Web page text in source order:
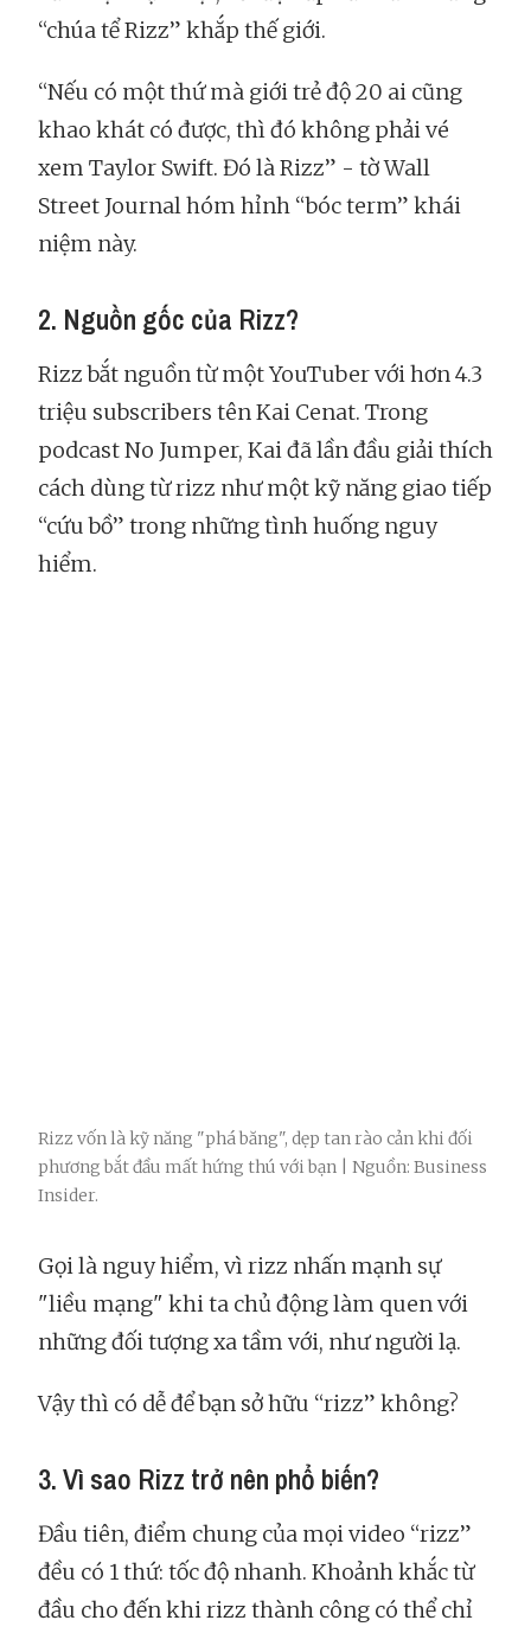
“chúa tể Rizz” khắp thế giới.
“Nếu có một thứ mà giới trẻ độ 20 ai cũng
khao khát có được, thì đó không phải vé
xem Taylor Swift. Đó là Rizz” - tờ Wall
Street Journal hóm hỉnh “bóc term” khái
niệm này.
2. Nguồn gốc của Rizz?
Rizz bắt nguồn từ một YouTuber với hơn 4.3
triệu subscribers tên Kai Cenat. Trong
podcast No Jumper, Kai đã lần đầu giải thích
cách dùng từ rizz như một kỹ năng giao tiếp
“cứu bồ” trong những tình huống nguy
hiểm.
Rizz vốn là kỹ năng "phá băng", dẹp tan rào cản khi đối
phương bắt đầu mất hứng thú với bạn | Nguồn: Business
Insider.
Gọi là nguy hiểm, vì rizz nhấn mạnh sự
"liều mạng" khi ta chủ động làm quen với
những đối tượng xa tầm với, như người lạ.
Vậy thì có dễ để bạn sở hữu “rizz” không?
3. Vì sao Rizz trở nên phổ biến?
Đầu tiên, điểm chung của mọi video “rizz”
đều có 1 thứ: tốc độ nhanh. Khoảnh khắc từ
đầu cho đến khi rizz thành công có thể chỉ